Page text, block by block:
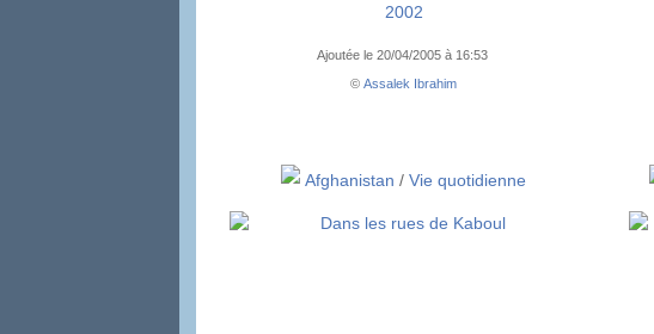
2002
Ajoutée le 20/04/2005 à 16:53
©Assalek Ibrahim
Afghanistan /Vie quotidienne